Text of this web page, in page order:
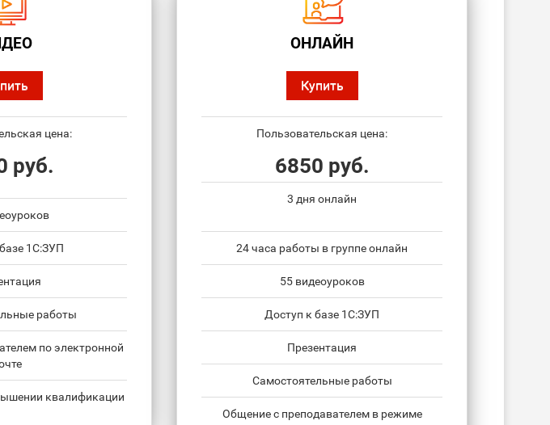
цена:
руб.
1С:ЗУП
работы
по электронной
квалификации
ОНЛАЙН
Купить
Пользовательская цена:
6850 руб.
3 дня онлайн
24 часа работы в группе онлайн
55 видеоуроков
Доступ к базе 1С:ЗУП
Презентация
Самостоятельные работы
Общение с преподавателем в режиме